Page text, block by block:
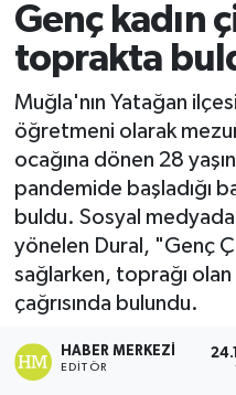
Genç kadın
toprakta
Muğla'nın Yatağan
öğretmeni olarak
ocağına dönen 28
pandemide başladığı
buldu. Sosyal
yönelen Dural, "Genç
sağlarken, toprağı
çağrısında bulundu.
HABER MERKEZI
EDITÖR
Ekonomi
Siyaset
Spor
Eğitim
Kültür Sanat
Magazin
Medya
Sağlık
Süper Lig Puan
Tüm Manşetler
Son Dakika
Haber Arşivi